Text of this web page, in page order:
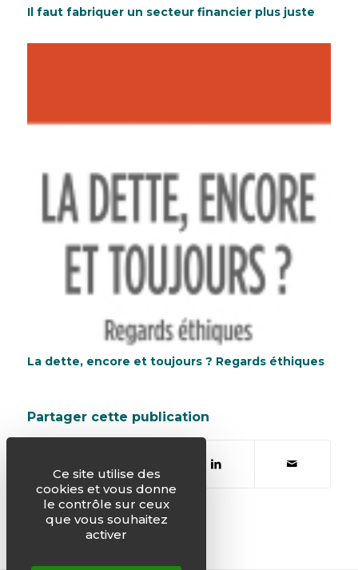
Il faut fabriquer un secteur financier plus juste
La dette, encore et toujours ? Regards éthiques
Partager cette publication
Ce site utilise des
cookies et vous donne
le contrôle sur ceux
que vous souhaitez
activer